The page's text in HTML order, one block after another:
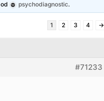
od psychodiagnostic.
1 2 3 4 →
#71233